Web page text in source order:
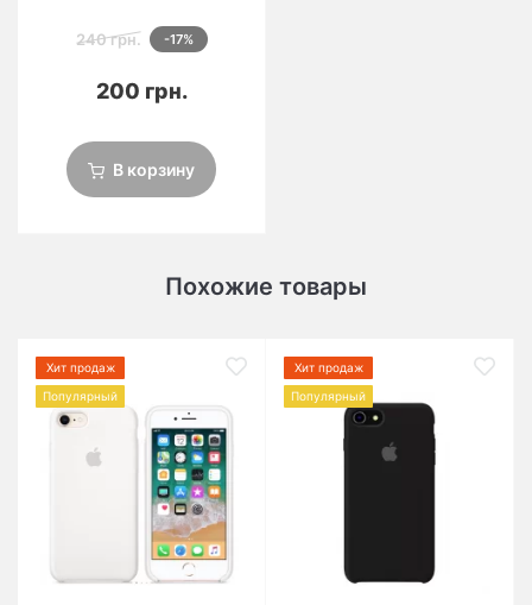
240 грн. -17%
200 грн.
В корзину
Похожие товары
Хит продаж
Популярный
Хит продаж
Популярный